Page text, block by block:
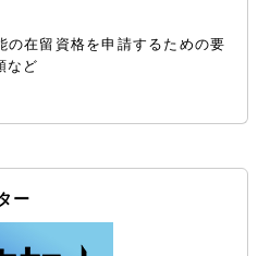
の在留資格を申請するための要
など
ー